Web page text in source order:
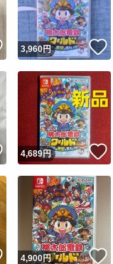
安心発送
いいね！
3,960円
いいね！
4,689円
いいね！
4,900円